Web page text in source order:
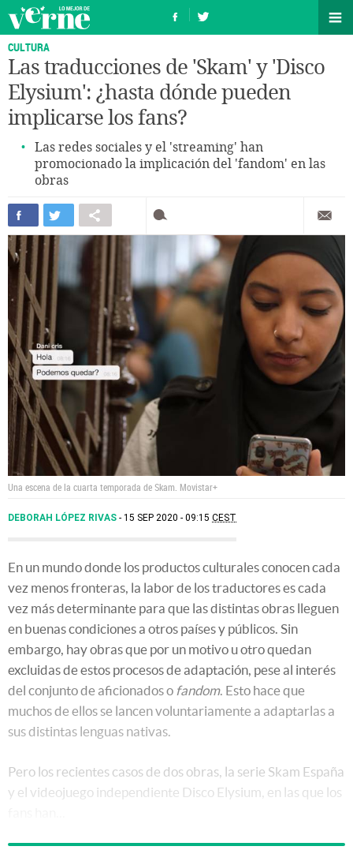
CULTURA
Las traducciones de 'Skam' y 'Disco
Elysium': ¿hasta dónde pueden
implicarse los fans?
Las redes sociales y el 'streaming' han
promocionado la implicación del 'fandom' en las
obras
Una escena de la cuarta temporada de Skam. Movistar+
DEBORAH LÓPEZ RIVAS 15 SEP 2020 - 09:15 CEST
En un mundo donde los productos culturales conocen cada
vez menos fronteras, la labor de los traductores es cada
vez más determinante para que las distintas obras lleguen
en buenas condiciones a otros países y públicos. Sin
embargo, hay obras que por un motivo u otro quedan
excluidas de estos procesos de adaptación, pese al interés
del conjunto de aficionados o fandom. Esto hace que
muchos de ellos se lancen voluntariamente a adaptarlas a
sus distintas lenguas nativas.
Pero los recientes casos de dos obras, la serie Skam España
y el videojuego independiente Disco Elysium, en las que los